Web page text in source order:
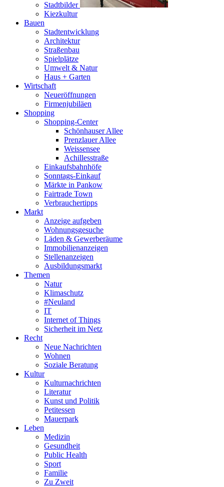
Stadtbilder
Kiezkultur
Bauen
Stadtentwicklung
Architektur
Straßenbau
Spielplätze
Umwelt & Natur
Haus + Garten
Wirtschaft
Neueröffnungen
Firmenjubiläen
Shopping
Shopping-Center
Schönhauser Allee
Prenzlauer Allee
Weissensee
Achillesstraße
Einkaufsbahnhöfe
Sonntags-Einkauf
Märkte in Pankow
Fairtrade Town
Verbrauchertipps
Markt
Anzeige aufgeben
Wohnungsgesuche
Läden & Gewerberäume
Immobilienanzeigen
Stellenanzeigen
Ausbildungsmarkt
Themen
Natur
Klimaschutz
#Neuland
IT
Internet of Things
Sicherheit im Netz
Recht
Neue Nachrichten
Wohnen
Soziale Beratung
Kultur
Kulturnachrichten
Literatur
Kunst und Politik
Petitessen
Mauerpark
Leben
Medizin
Gesundheit
Public Health
Sport
Familie
Zu Zweit